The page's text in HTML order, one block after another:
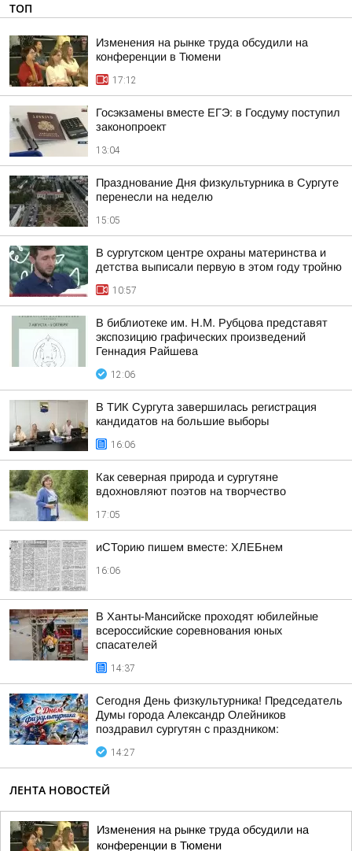
ТОП
Изменения на рынке труда обсудили на
конференции в Тюмени
17:12
Госэкзамены вместе ЕГЭ: в Госдуму поступил
законопроект
13:04
Празднование Дня физкультурника в Сургуте
перенесли на неделю
15:05
В сургутском центре охраны материнства и
детства выписали первую в этом году тройню
10:57
В библиотеке им. Н.М. Рубцова представят
экспозицию графических произведений
Геннадия Райшева
12:06
В ТИК Сургута завершилась регистрация
кандидатов на большие выборы
16:06
Как северная природа и сургутяне
вдохновляют поэтов на творчество
17:05
иСТорию пишем вместе: ХЛЕБнем
16:06
В Ханты-Мансийске проходят юбилейные
всероссийские соревнования юных
спасателей
14:37
Сегодня День физкультурника! Председатель
Думы города Александр Олейников
поздравил сургутян с праздником:
14:27
ЛЕНТА НОВОСТЕЙ
Изменения на рынке труда обсудили на
конференции в Тюмени